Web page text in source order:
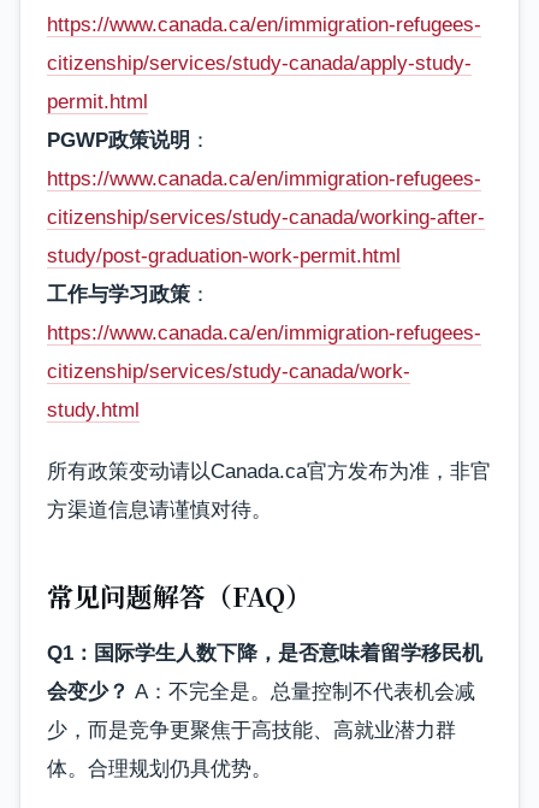
https://www.canada.ca/en/immigration-refugees-
citizenship/services/study-canada/apply-study-
permit.html
PGWP政策说明 ：
https://www.canada.ca/en/immigration-refugees-
citizenship/services/study-canada/working-after-
study/post-graduation-work-permit.html
工作与学习政策 ：
https://www.canada.ca/en/immigration-refugees-
citizenship/services/study-canada/work-
study.html
所有政策变动请以Canada.ca官方发布为准，非官
方渠道信息请谨慎对待。
常见问题解答（FAQ）
Q1：国际学生人数下降，是否意味着留学移民机
会变少？ A：不完全是。总量控制不代表机会减
少，而是竞争更聚焦于高技能、高就业潜力群
体。合理规划仍具优势。